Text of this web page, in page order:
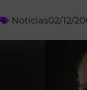
Notícias02/12/